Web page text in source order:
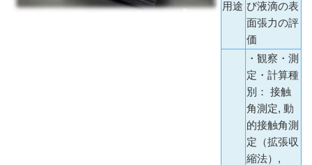
用途 び液滴の表
面張力の評
価
・観察・測
定・計算種
別： 接触
角測定, 動
的接触角測
定（拡張収
縮法）,